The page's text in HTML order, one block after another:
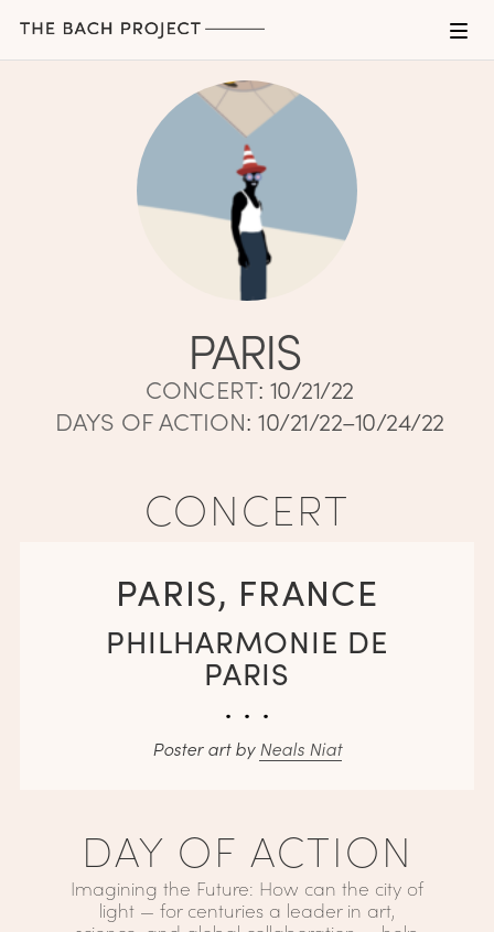
PARIS
CONCERT: 10/21/22
DAYS OF ACTION:10/21/22–10/24/22
CONCERT
PARIS, FRANCE
PHILHARMONIE DE
PARIS
. . .
Poster art by Neals Niat
DAY OF ACTION
Imagining the Future: How can the city of
light — for centuries a leader in art,